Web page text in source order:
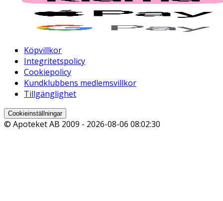
Köpvillkor
Integritetspolicy
Cookiepolicy
Kundklubbens medlemsvillkor
Tillgänglighet
Cookieinställningar
© Apoteket AB 2009 - 2026-08-06 08:02:30